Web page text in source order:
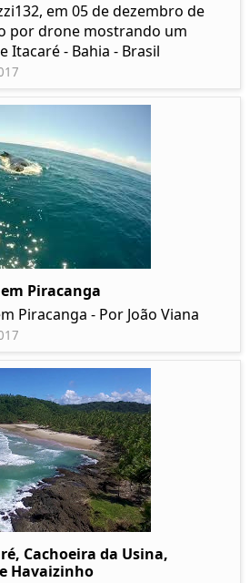
em 05 de dezembro de
por drone mostrando um
Itacaré - Bahia - Brasil
Piracanga
Piracanga - Por João Viana
Cachoeira da Usina,
Havaizinho